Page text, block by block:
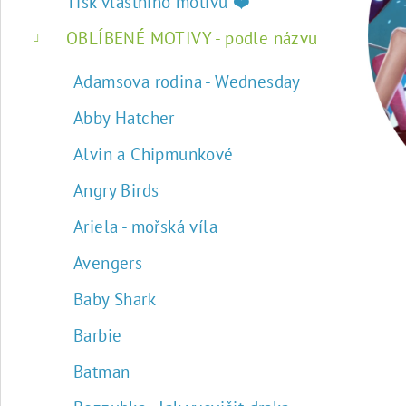
OBLÍBENÉ MOTIVY - podle názvu
Adamsova rodina - Wednesday
Abby Hatcher
Alvin a Chipmunkové
Angry Birds
Ariela - mořská víla
Avengers
Baby Shark
Barbie
Batman